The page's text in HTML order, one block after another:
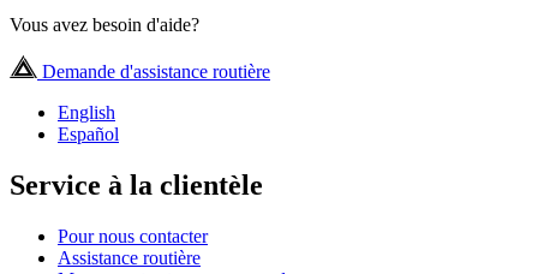
Vous avez besoin d'aide?
Demande d'assistance routière
English
Español
Service à la clientèle
Pour nous contacter
Assistance routière